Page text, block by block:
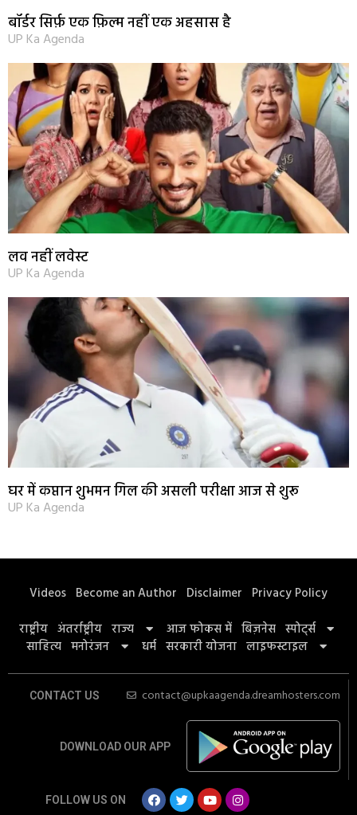
बॉर्डर सिर्फ़ एक फ़िल्म नहीं एक अहसास है
UP Ka Agenda
लव नहीं लवेस्ट
UP Ka Agenda
घर में कप्तान शुभमन गिल की असली परीक्षा आज से शुरू
UP Ka Agenda
Videos Become an Author Disclaimer Privacy Policy
राष्ट्रीय अंतर्राष्ट्रीय राज्य आज फोकस में बिज़नेस स्पोर्ट्स
साहित्य मनोरंजन धर्म सरकारी योजना लाइफस्टाइल
CONTACT US contact@upkaagenda.dreamhosters.com
DOWNLOAD OUR APP
FOLLOW US ON